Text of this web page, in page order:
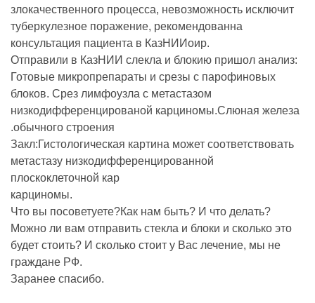
злокачественного процесса, невозможность исключит
туберкулезное поражение, рекомендованна
консультация пациента в КазНИИоир.
Отправили в КазНИИ слекла и блокию пришол анализ:
Готовые микропрепараты и срезы с парофиновых
блоков. Срез лимфоузла с метастазом
низкодифференцированой карциномы.Слюная железа
.обычного строения
Закл:Гистологическая картина может соответствовать
метастазу низкодифференцированной
плоскоклеточной кар
карциномы.
Что вы посоветуете?Как нам быть? И что делать?
Можно ли вам отправить стекла и блоки и сколько это
будет стоить? И сколько стоит у Вас лечение, мы не
граждане РФ.
Заранее спасибо.